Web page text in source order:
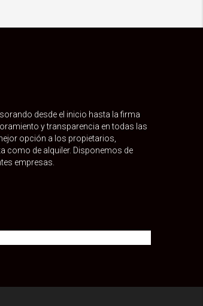
desde el inicio hasta la firma
y transparencia en todas las
opción a los propietarios,
como de alquiler. Disponemos de
empresas.